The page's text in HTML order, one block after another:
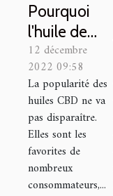
Pourquoi
l'huile de
CBD est-
elle si
populaire ?
12 décembre
2022 09:58
La popularité des
huiles CBD ne va
pas disparaître.
Elles sont les
favorites de
nombreux
consommateurs,...